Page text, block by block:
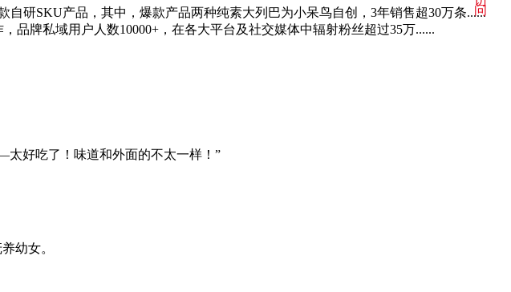
问
研SKU产品，其中，爆款产品两种纯素大列巴为小呆鸟自创，3年销售超30万条......
牌私域用户人数10000+，在各大平台及社交媒体中辐射粉丝超过35万......
好吃了！味道和外面的不太一样！”
幼女。